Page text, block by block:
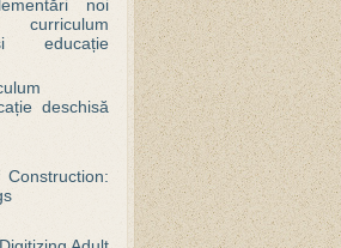
noi
educație
deschisă